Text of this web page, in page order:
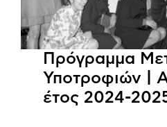
Πρόγραμμα
Υποτροφιών |
έτος 2024-